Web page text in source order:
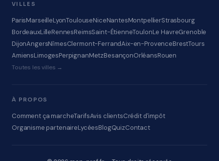
VILLES
ParisMarseilleLyonToulouseNiceNantesMontpellierStrasbourg
BordeauxLilleRennesReimsSaint-ÉtienneToulonLe HavreGrenoble
DijonAngersNîmesClermont-FerrandAix-en-ProvenceBrestTours
AmiensLimogesPerpignanMetzBesançonOrléansRouen
Toutes les villes →
À PROPOS
Comment ça marcheTarifsAvis clientsCrédit d'impôt
Organisme partenaireLycéesBlogQuizContact